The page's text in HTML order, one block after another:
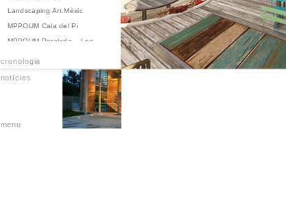
cronologia
Landscaping Art.Mèxic
MPPOUM Cala del Pi
MPPOUM Peralada – Les
Modificació Puntual. Calonge
POUM. Altafulla
POUM. Nucli de Ferran
POUM. Pals
notícies
menu